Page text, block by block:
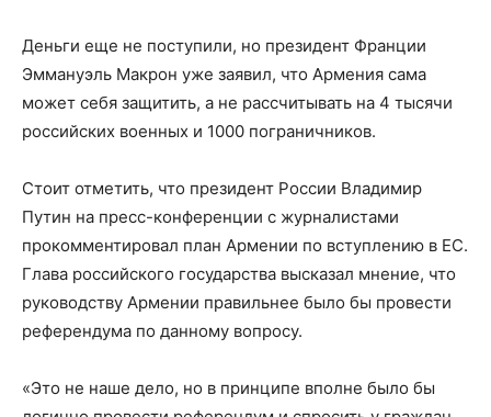
Деньги еще не поступили, но президент Франции
Эммануэль Макрон уже заявил, что Армения сама
может себя защитить, а не рассчитывать на 4 тысячи
российских военных и 1000 пограничников.
Стоит отметить, что президент России Владимир
Путин на пресс-конференции с журналистами
прокомментировал план Армении по вступлению в ЕС.
Глава российского государства высказал мнение, что
руководству Армении правильнее было бы провести
референдума по данному вопросу.
«Это не наше дело, но в принципе вполне было бы